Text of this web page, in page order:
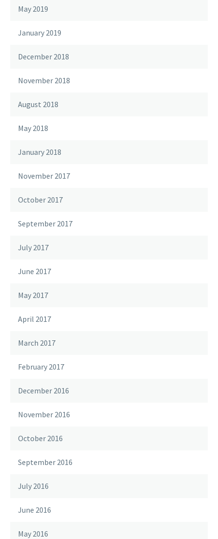
May 2019
January 2019
December 2018
November 2018
August 2018
May 2018
January 2018
November 2017
October 2017
September 2017
July 2017
June 2017
May 2017
April 2017
March 2017
February 2017
December 2016
November 2016
October 2016
September 2016
July 2016
June 2016
May 2016